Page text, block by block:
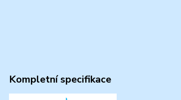
Kompletní specifikace